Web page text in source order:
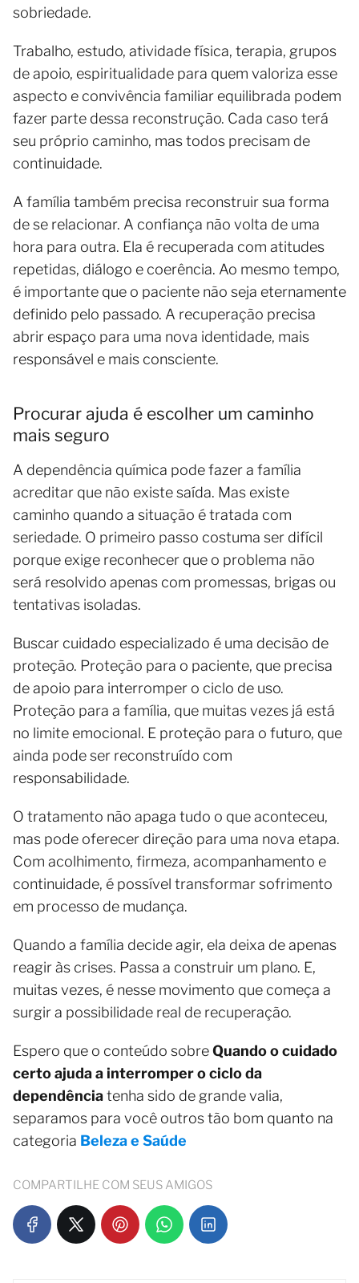
sobriedade.
Trabalho, estudo, atividade física, terapia, grupos
de apoio, espiritualidade para quem valoriza esse
aspecto e convivência familiar equilibrada podem
fazer parte dessa reconstrução. Cada caso terá
seu próprio caminho, mas todos precisam de
continuidade.
A família também precisa reconstruir sua forma
de se relacionar. A confiança não volta de uma
hora para outra. Ela é recuperada com atitudes
repetidas, diálogo e coerência. Ao mesmo tempo,
é importante que o paciente não seja eternamente
definido pelo passado. A recuperação precisa
abrir espaço para uma nova identidade, mais
responsável e mais consciente.
Procurar ajuda é escolher um caminho
mais seguro
A dependência química pode fazer a família
acreditar que não existe saída. Mas existe
caminho quando a situação é tratada com
seriedade. O primeiro passo costuma ser difícil
porque exige reconhecer que o problema não
será resolvido apenas com promessas, brigas ou
tentativas isoladas.
Buscar cuidado especializado é uma decisão de
proteção. Proteção para o paciente, que precisa
de apoio para interromper o ciclo de uso.
Proteção para a família, que muitas vezes já está
no limite emocional. E proteção para o futuro, que
ainda pode ser reconstruído com
responsabilidade.
O tratamento não apaga tudo o que aconteceu,
mas pode oferecer direção para uma nova etapa.
Com acolhimento, firmeza, acompanhamento e
continuidade, é possível transformar sofrimento
em processo de mudança.
Quando a família decide agir, ela deixa de apenas
reagir às crises. Passa a construir um plano. E,
muitas vezes, é nesse movimento que começa a
surgir a possibilidade real de recuperação.
Espero que o conteúdo sobreQuando o cuidado
certo ajuda a interromper o ciclo da
dependênciatenha sido de grande valia,
separamos para você outros tão bom quanto na
categoria Beleza e Saúde
COMPARTILHE COM SEUS AMIGOS